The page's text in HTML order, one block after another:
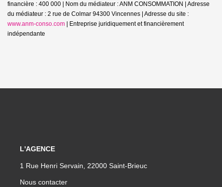
financière : 400 000 | Nom du médiateur : ANM CONSOMMATION | Adresse
du médiateur : 2 rue de Colmar 94300 Vincennes | Adresse du site :
www.anm-conso.com
Entreprise juridiquement et financièrement
indépendante
L'AGENCE
1 Rue Henri Servain, 22000 Saint-Brieuc
Nous contacter